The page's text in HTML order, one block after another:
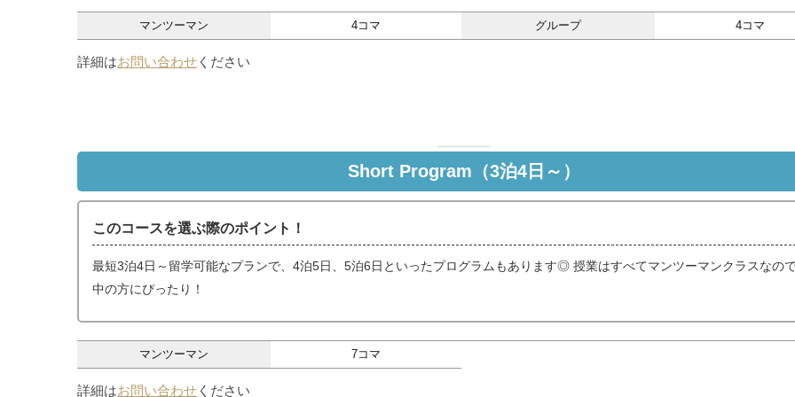
マンツーマン 4コマ グループ 4コマ
詳細はお問い合わせ ください
Short Program（3泊4日～）
このコースを選ぶ際のポイント！
最短3泊4日～留学可能なプランで、4泊5日、5泊6日といったプログラムもあります◎ 授業はすべてマンツーマンクラスなの
中の方にぴったり！
マンツーマン 7コマ
詳細はお問い合わせ ください